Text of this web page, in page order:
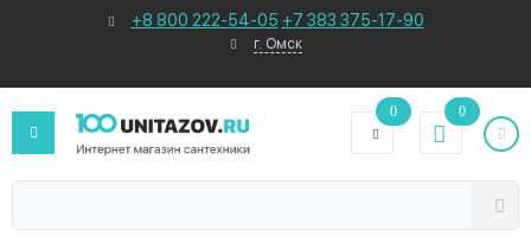
+8 800 222-54-05 +7 383 375-17-90
г. Омск
0 0